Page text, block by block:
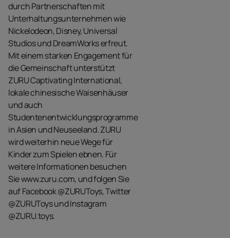
durch Partnerschaften mit
Unterhaltungsunternehmen wie
Nickelodeon, Disney, Universal
Studios und DreamWorks erfreut.
Mit einem starken Engagement für
die Gemeinschaft unterstützt
ZURU Captivating International,
lokale chinesische Waisenhäuser
und auch
Studentenentwicklungsprogramme
in Asien und Neuseeland. ZURU
wird weiterhin neue Wege für
Kinder zum Spielen ebnen. Für
weitere Informationen besuchen
Sie www.zuru.com, und folgen Sie
auf Facebook @ZURUToys, Twitter
@ZURUToys und Instagram
@ZURU.toys.